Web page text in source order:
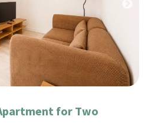
for Two